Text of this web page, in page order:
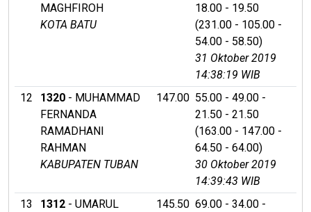
MAGHFIROH
KOTA BATU
18.00 - 19.50
(231.00 - 105.00 -
54.00 - 58.50)
31 Oktober 2019
14:38:19 WIB
12
1320 - MUHAMMAD
FERNANDA
RAMADHANI
RAHMAN
KABUPATEN TUBAN
147.00 55.00 - 49.00 -
21.50 - 21.50
(163.00 - 147.00 -
64.50 - 64.00)
30 Oktober 2019
14:39:43 WIB
13
1312 - UMARUL
145.50 69.00 - 34.00 -